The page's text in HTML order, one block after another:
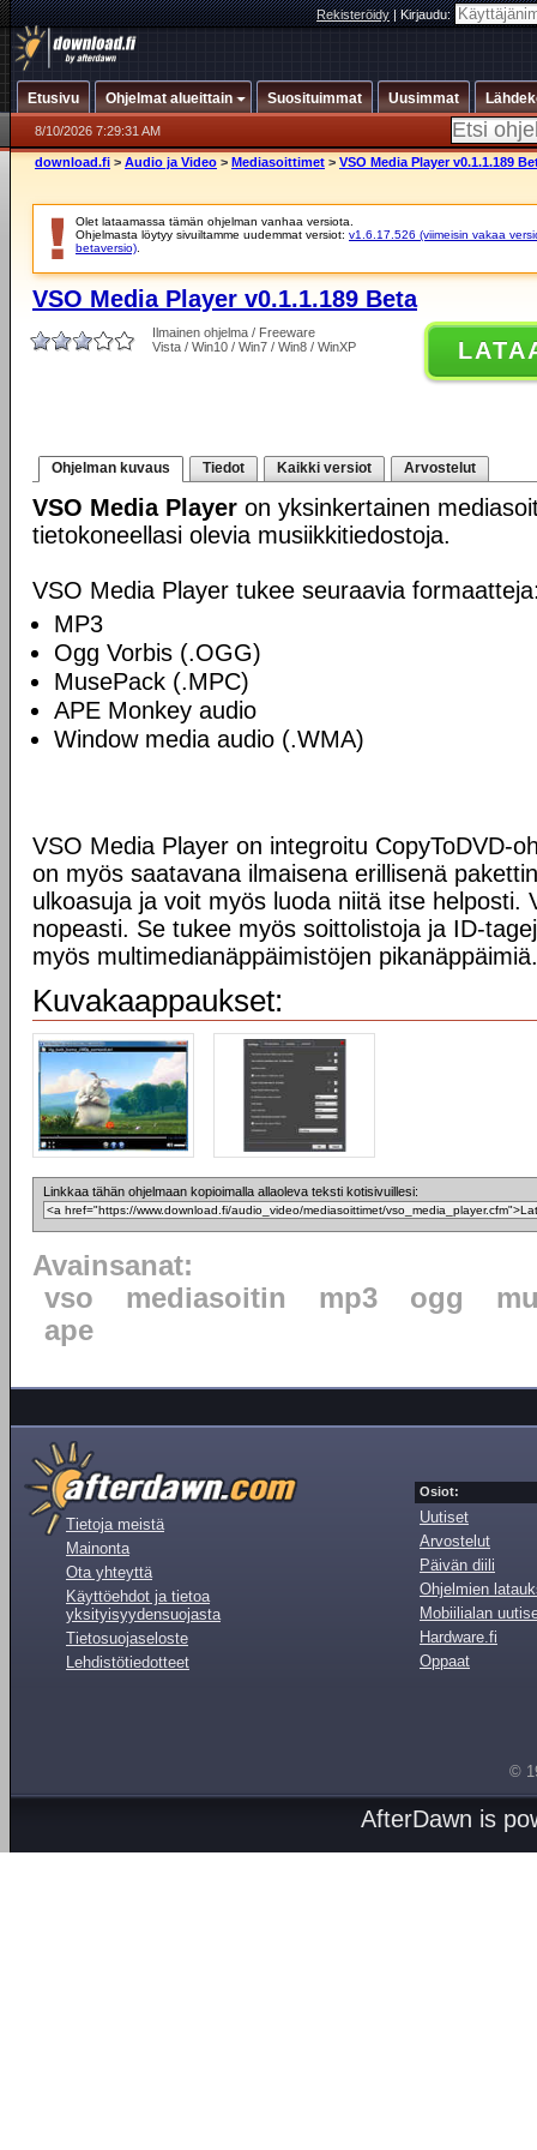
Rekisteröidy|Kirjaudu:
Etusivu Ohjelmat alueittain Suosituimmat Uusimmat
8/10/2026 7:29:31 AM
download.fi > Audio ja Video > Mediasoittimet > VSO Media Player v0.1.1.189
Olet lataamassa tämän ohjelman vanhaa versiota.
Ohjelmasta löytyy sivuiltamme uudemmat versiot: v1.6.17.526 (viimeisin vakaa
betaversio)
VSO Media Player v0.1.1.189 Beta
Ilmainen ohjelma / Freeware
Vista / Win10 / Win7 / Win8 / WinXP
Ohjelman kuvaus Tiedot Kaikki versiot Arvostelut
VSO Media Player on yksinkertainen
tietokoneellasi olevia musiikkitiedostoja.
VSO Media Player tukee seuraavia
MP3
Ogg Vorbis (.OGG)
MusePack (.MPC)
APE Monkey audio
Window media audio (.WMA)
VSO Media Player on integroitu CopyToDVD-
on myös saatavana ilmaisena erillisenä
ulkoasuja ja voit myös luoda niitä itse helposti.
nopeasti. Se tukee myös soittolistoja ja ID-
myös multimedianäppäimistöjen pikanäppäimiä.
Kuvakaappaukset:
Linkkaa tähän ohjelmaan kopioimalla allaoleva teksti kotisivuillesi:
Avainsanat:
vso
mediasoitin mp3 ogg
ape
Tietoja meistä
Mainonta
Ota yhteyttä
Käyttöehdot ja tietoa
yksityisyydensuojasta
Tietosuojaseloste
Lehdistötiedotteet
Osiot:
Uutiset
Arvostelut
Päivän diili
Ohjelmien
Mobiilialan
Hardware.fi
Oppaat
©
AfterDawn is